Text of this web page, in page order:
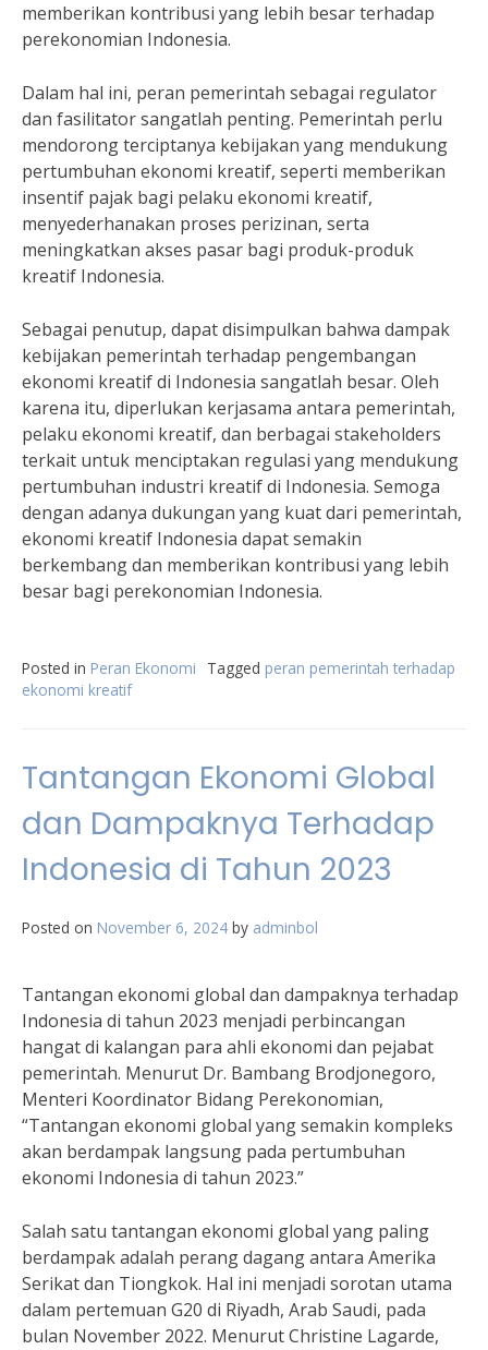
memberikan kontribusi yang lebih besar terhadap
perekonomian Indonesia.
Dalam hal ini, peran pemerintah sebagai regulator
dan fasilitator sangatlah penting. Pemerintah perlu
mendorong terciptanya kebijakan yang mendukung
pertumbuhan ekonomi kreatif, seperti memberikan
insentif pajak bagi pelaku ekonomi kreatif,
menyederhanakan proses perizinan, serta
meningkatkan akses pasar bagi produk-produk
kreatif Indonesia.
Sebagai penutup, dapat disimpulkan bahwa dampak
kebijakan pemerintah terhadap pengembangan
ekonomi kreatif di Indonesia sangatlah besar. Oleh
karena itu, diperlukan kerjasama antara pemerintah,
pelaku ekonomi kreatif, dan berbagai stakeholders
terkait untuk menciptakan regulasi yang mendukung
pertumbuhan industri kreatif di Indonesia. Semoga
dengan adanya dukungan yang kuat dari pemerintah,
ekonomi kreatif Indonesia dapat semakin
berkembang dan memberikan kontribusi yang lebih
besar bagi perekonomian Indonesia.
Posted in Peran Ekonomi Tagged peran pemerintah terhadap
ekonomi kreatif
Tantangan Ekonomi Global
dan Dampaknya Terhadap
Indonesia di Tahun 2023
Posted on November 6, 2024 by adminbol
Tantangan ekonomi global dan dampaknya terhadap
Indonesia di tahun 2023 menjadi perbincangan
hangat di kalangan para ahli ekonomi dan pejabat
pemerintah. Menurut Dr. Bambang Brodjonegoro,
Menteri Koordinator Bidang Perekonomian,
“Tantangan ekonomi global yang semakin kompleks
akan berdampak langsung pada pertumbuhan
ekonomi Indonesia di tahun 2023.”
Salah satu tantangan ekonomi global yang paling
berdampak adalah perang dagang antara Amerika
Serikat dan Tiongkok. Hal ini menjadi sorotan utama
dalam pertemuan G20 di Riyadh, Arab Saudi, pada
bulan November 2022. Menurut Christine Lagarde,